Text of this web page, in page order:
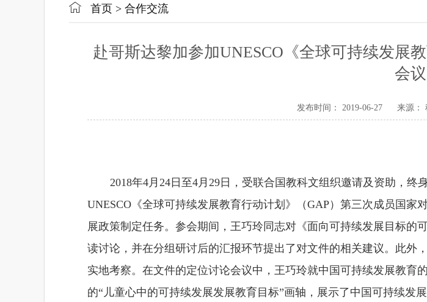
首页 > 合作交流
赴哥斯达黎加参加UNESCO《全球可持续发展
会议
发布时间： 2019-06-27 来源：
2018年4月24 日至4月29 日，受联合国教科文组织邀请及资助，终
UNESCO 《全球可持续发展教育行动计划》（GAP）第三次成员国家
展政策制定任务。参会期间，王巧玲同志对《面向可持续发展目标的
读讨论，并在分组研讨后的汇报环节提出了对文件的相关建议。此外
实地考察。在文件的定位讨论会议中，王巧玲就中国可持续发展教育
的“儿童心中的可持续发展发展教育目标”画轴，展示了中国可持续发